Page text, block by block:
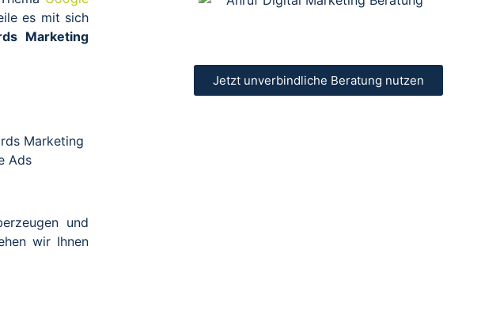
es mit sich
Marketing
Marketing
Ads
und
wir Ihnen
Jetzt unverbindliche Beratung nutzen